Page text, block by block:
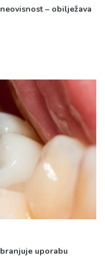
– obilježava
uporabu